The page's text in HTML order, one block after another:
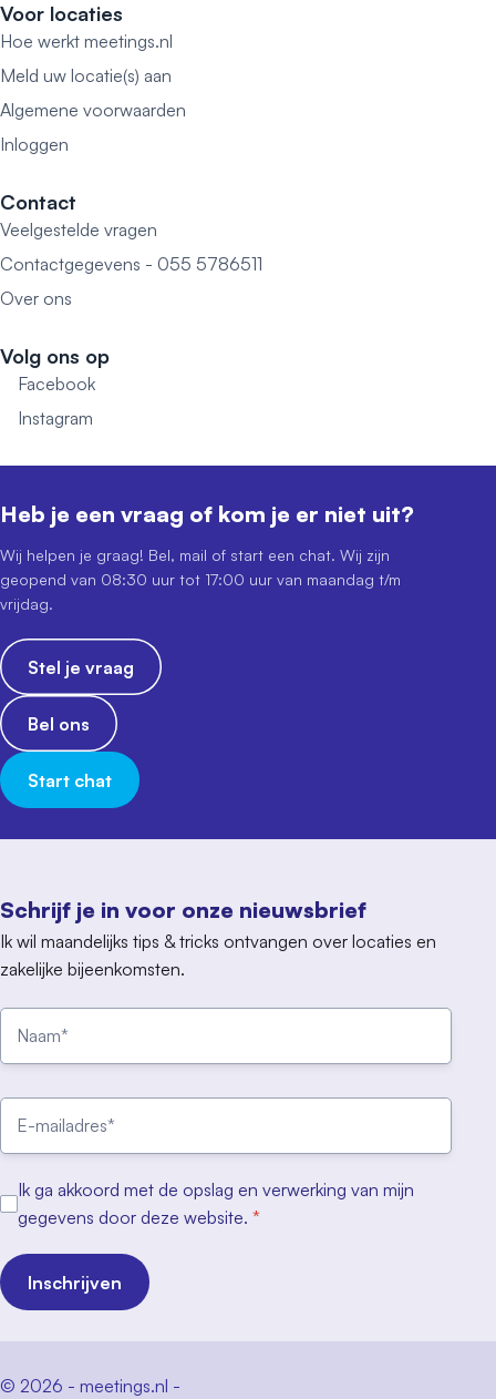
Voor locaties
Hoe werkt meetings.nl
Meld uw locatie(s) aan
Algemene voorwaarden
Inloggen
Contact
Veelgestelde vragen
Contactgegevens - 055 5786511
Over ons
Volg ons op
Facebook
Instagram
Schrijf je in voor onze nieuwsbrief
Ik wil maandelijks tips & tricks ontvangen over locaties en
zakelijke bijeenkomsten.
Ik ga akkoord met de opslag en verwerking van mijn
gegevens door deze website. *
Inschrijven
Heb je een vraag of kom je er niet uit?
Wij helpen je graag! Bel, mail of start een chat. Wij zijn
geopend van 08:30 uur tot 17:00 uur van maandag t/m
vrijdag.
Stel je vraag
Bel ons
Start chat
© 2026 - meetings.nl -